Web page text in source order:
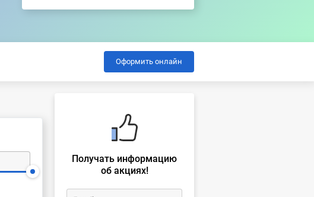
Оформить онлайн
Получать информацию
об акциях!